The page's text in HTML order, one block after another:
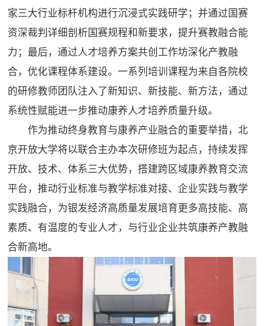
家三大行业标杆机构进行沉浸式实践研学；并通过国赛
资深裁判详细剖析国赛规程和新要求，提升赛教融合能
力；最后，通过人才培养方案共创工作坊深化产教融
合，优化课程体系建设。一系列培训课程为来自各院校
的研修教师团队注入了新知识、新技能、新方法，通过
系统性赋能进一步推动康养人才培养质量升级。
作为推动终身教育与康养产业融合的重要举措，北
京开放大学将以联合主办本次研修班为起点，持续发挥
开放、技术、体系三大优势，搭建跨区域康养教育交流
平台，推动行业标准与教学标准对接、企业实践与教学
实践融合，为银发经济高质量发展培育更多高技能、高
素质、有温度的专业人才，与行业企业共筑康养产教融
合新高地。